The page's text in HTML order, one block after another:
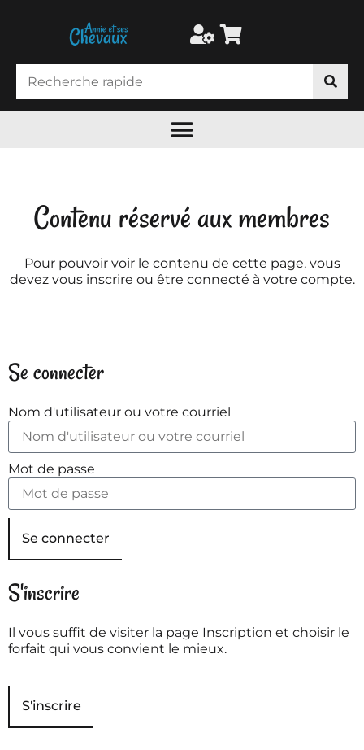
Contenu réservé aux membres
Pour pouvoir voir le contenu de cette page, vous
devez vous inscrire ou être connecté à votre compte.
Se connecter
Nom d'utilisateur ou votre courriel
Mot de passe
Se connecter
S'inscrire
Il vous suffit de visiter la page Inscription et choisir le
forfait qui vous convient le mieux.
S'inscrire